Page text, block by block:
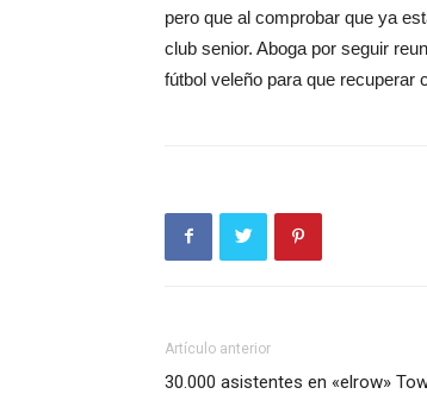
pero que al comprobar que ya
club senior. Aboga por seguir
fútbol veleño para que recuperar
Artículo anterior
30.000 asistentes en «elrow»